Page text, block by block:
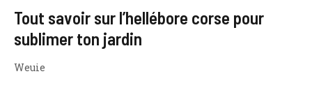
Tout savoir sur l’hellébore corse pour
sublimer ton jardin
Weuie